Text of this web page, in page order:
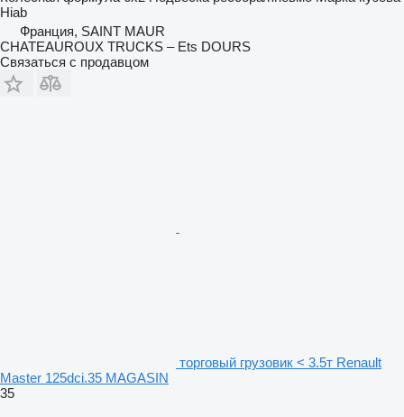
Hiab
Франция, SAINT MAUR
CHATEAUROUX TRUCKS – Ets DOURS
Связаться с продавцом
торговый грузовик < 3.5т Renault
Master 125dci.35 MAGASIN
35